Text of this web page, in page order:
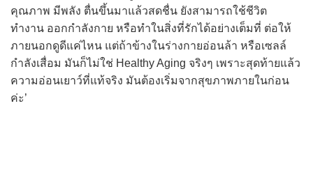
คุณภาพ มีพลัง ตื่นขึ้นมาแล้วสดชื่น ยังสามารถใช้ชีวิต
ทำงาน ออกกำลังกาย หรือทำในสิ่งที่รักได้อย่างเต็มที่ ต่อให้
ภายนอกดูดีแค่ไหน แต่ถ้าข้างในร่างกายอ่อนล้า หรือเซลล์
กำลังเสื่อม มันก็ไม่ใช่ Healthy Aging จริงๆ เพราะสุดท้ายแล้ว
ความอ่อนเยาว์ที่แท้จริง มันต้องเริ่มจากสุขภาพภายในก่อน
ค่ะ’